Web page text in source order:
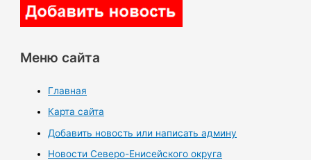
Меню сайта
Главная
Карта сайта
Добавить новость или написать админу
Новости Северо-Енисейского округа